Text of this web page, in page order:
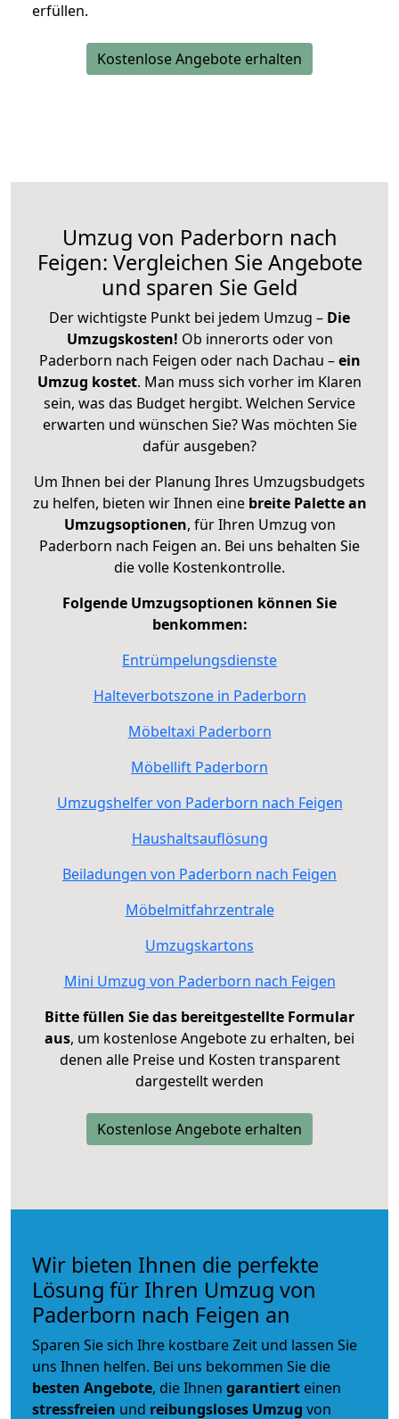
erfüllen.
Kostenlose Angebote erhalten
Umzug von Paderborn nach
Feigen: Vergleichen Sie Angebote
und sparen Sie Geld
Der wichtigste Punkt bei jedem Umzug – Die
Umzugskosten! Ob innerorts oder von
Paderborn nach Feigen oder nach Dachau –ein
Umzug kostet. Man muss sich vorher im Klaren
sein, was das Budget hergibt. Welchen Service
erwarten und wünschen Sie? Was möchten Sie
dafür ausgeben?
Um Ihnen bei der Planung Ihres Umzugsbudgets
zu helfen, bieten wir Ihnen eine breite Palette an
Umzugsoptionen, für Ihren Umzug von
Paderborn nach Feigen an. Bei uns behalten Sie
die volle Kostenkontrolle.
Folgende Umzugsoptionen können Sie
benkommen:
Entrümpelungsdienste
Halteverbotszone in Paderborn
Möbeltaxi Paderborn
Möbellift Paderborn
Umzugshelfer von Paderborn nach Feigen
Haushaltsauflösung
Beiladungen von Paderborn nach Feigen
Möbelmitfahrzentrale
Umzugskartons
Mini Umzug von Paderborn nach Feigen
Bitte füllen Sie das bereitgestellte Formular
aus, um kostenlose Angebote zu erhalten, bei
denen alle Preise und Kosten transparent
dargestellt werden
Kostenlose Angebote erhalten
Wir bieten Ihnen die perfekte
Lösung für Ihren Umzug von
Paderborn nach Feigen an
Sparen Sie sich Ihre kostbare Zeit und lassen Sie
uns Ihnen helfen. Bei uns bekommen Sie die
besten Angebote, die Ihnen garantiert einen
stressfreien und reibungsloses Umzug von